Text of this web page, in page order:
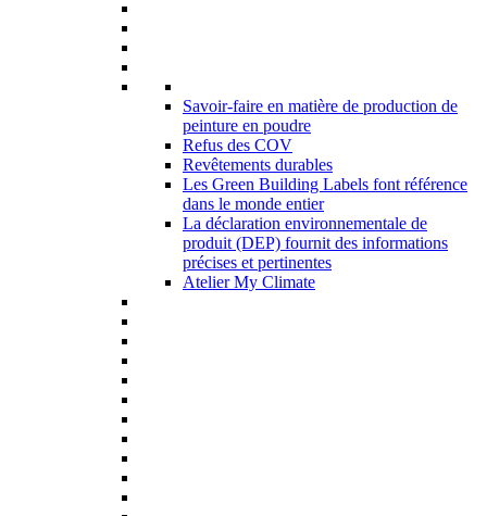
Savoir-faire en matière de production de
peinture en poudre
Refus des COV
Revêtements durables
Les Green Building Labels font référence
dans le monde entier
La déclaration environnementale de
produit (DEP) fournit des informations
précises et pertinentes
Atelier My Climate